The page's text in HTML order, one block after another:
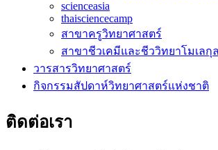
scienceasia
thaisciencecamp
สาขาครูวิทยาศาสตร์
สาขาชีวเคมีและชีววิทยาโมเลกุล
วารสารวิทยาศาสตร์
กิจกรรมสัปดาห์วิทยาศาสตร์แห่งชาติ
ติดต่อเรา